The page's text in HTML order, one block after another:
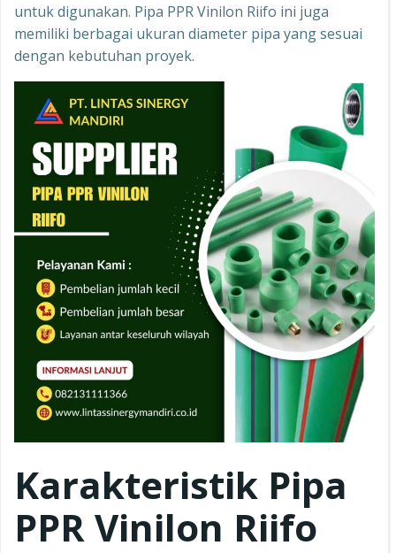
untuk digunakan. Pipa PPR Vinilon Riifo ini juga
memiliki berbagai ukuran diameter pipa yang sesuai
dengan kebutuhan proyek.
Karakteristik Pipa
PPR Vinilon Riifo